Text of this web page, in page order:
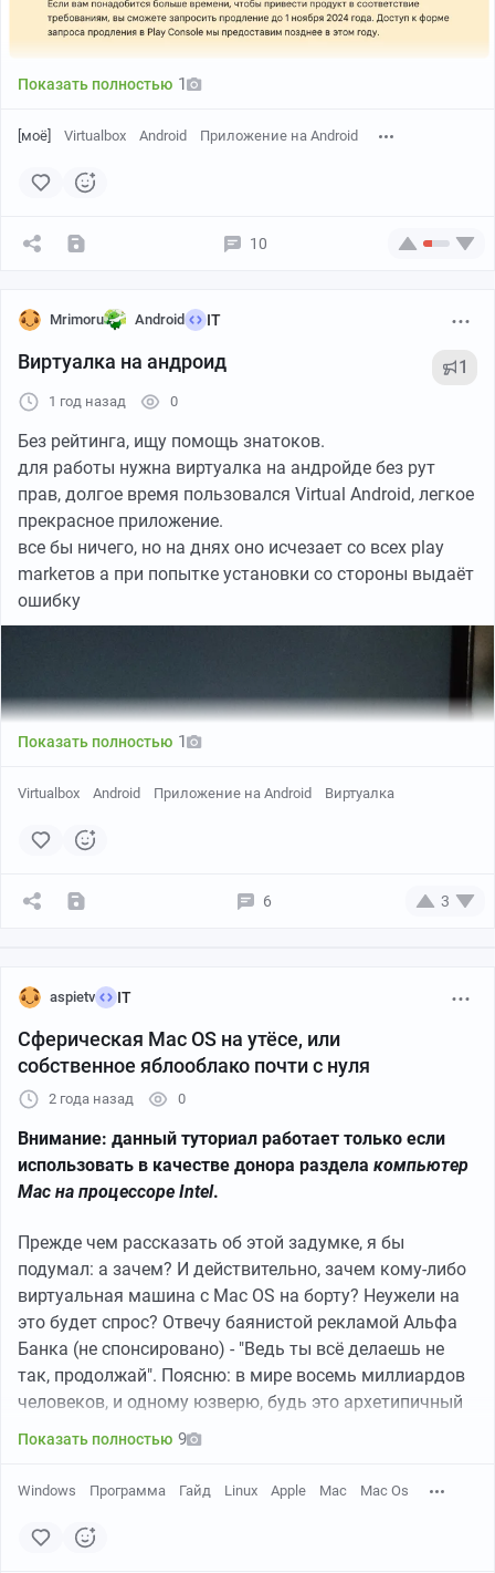
Показать полностью 1
[моё] Virtualbox Android Приложение на Android
10
Mrimoru Android IT
Виртуалка на андроид 1
1 год назад 0
Без рейтинга, ищу помощь знатоков.
для работы нужна виртуалка на андройде без рут
прав, долгое время пользовался Virtual Android, легкое
прекрасное приложение.
все бы ничего, но на днях оно исчезает со всех play
markeтов а при попытке установки со стороны выдаёт
ошибку
Собственно ищу помощи в решенеии проблемы.
Показать полностью 1
Virtualbox Android Приложение на Android Виртуалка
6 3
aspietv IT
Сферическая Mac OS на утёсе, или
собственное яблооблако почти с нуля
2 года назад 0
Внимание: данный туториал работает только если
использовать в качестве донора раздела компьютер
Mac на процессоре Intel.
Прежде чем рассказать об этой задумке, я бы
подумал: а зачем? И действительно, зачем кому-либо
виртуальная машина с Mac OS на борту? Неужели на
это будет спрос? Отвечу баянистой рекламой Альфа
Банка (не спонсировано) - "Ведь ты всё делаешь не
так, продолжай". Поясню: в мире восемь миллиардов
человеков, и одному юзверю, будь это архетипичный
диванный политик или продвинутый мобильный
котором я заговорю в этом пОсте, не судьба в
многомиллиардного рынка цифровых товаров.
Показать полностью 9
Windows Программа Гайд Linux Apple Mac Mac Os